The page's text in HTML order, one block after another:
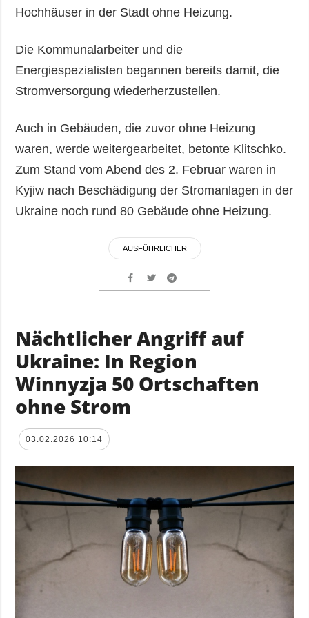
Hochhäuser in der Stadt ohne Heizung.
Die Kommunalarbeiter und die
Energiespezialisten begannen bereits damit, die
Stromversorgung wiederherzustellen.
Auch in Gebäuden, die zuvor ohne Heizung
waren, werde weitergearbeitet, betonte Klitschko.
Zum Stand vom Abend des 2. Februar waren in
Kyjiw nach Beschädigung der Stromanlagen in der
Ukraine noch rund 80 Gebäude ohne Heizung.
AUSFÜHRLICHER
Nächtlicher Angriff auf
Ukraine: In Region
Winnyzja 50 Ortschaften
ohne Strom
03.02.2026 10:14